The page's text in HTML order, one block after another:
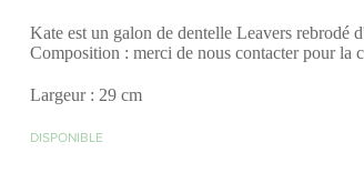
Kate est un galon de dentelle Leavers rebrodé
Composition : merci de nous contacter pour la
Largeur : 29 cm
DISPONIBLE